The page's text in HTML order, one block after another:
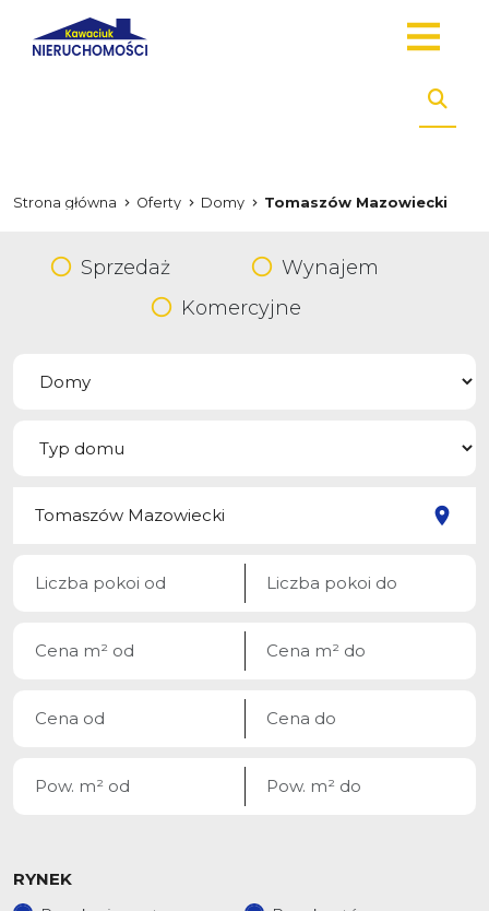
Strona główna Oferty Domy Tomaszów Mazowiecki
Sprzedaż
Wynajem
Komercyjne
RYNEK